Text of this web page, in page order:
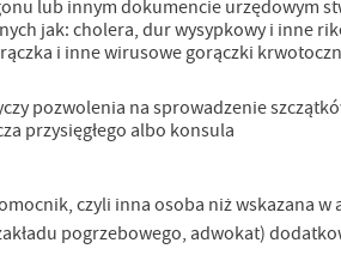
lub innym dokumencie urzędowym
jak: cholera, dur wysypkowy i inne
i inne wirusowe gorączki
pozwolenia na sprowadzenie
przysięgłego albo konsula
czyli inna osoba niż wskazana w
pogrzebowego, adwokat)